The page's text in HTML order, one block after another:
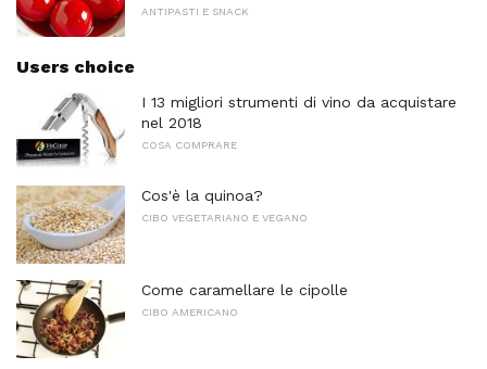
ANTIPASTI E SNACK
Users choice
I 13 migliori strumenti di vino da acquistare
nel 2018
COSA COMPRARE
Cos'è la quinoa?
CIBO VEGETARIANO E VEGANO
Come caramellare le cipolle
CIBO AMERICANO